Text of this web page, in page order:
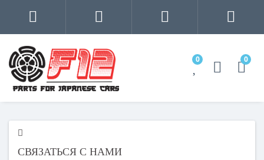
0 0
СВЯЗАТЬСЯ С НАМИ